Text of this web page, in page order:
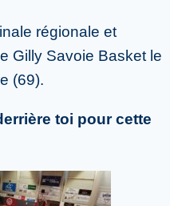
régionale et
Gilly Savoie Basket le
(69).
toi pour cette